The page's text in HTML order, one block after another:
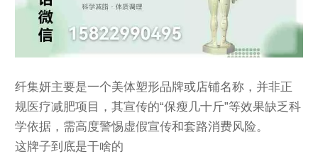
纤集妍主要是一个美体塑形品牌或店铺名称，并非正
规医疗减肥项目，其宣传的“保瘦几十斤”等效果缺乏科
学依据，需高度警惕虚假宣传和套路消费风险。
这牌子到底是干啥的